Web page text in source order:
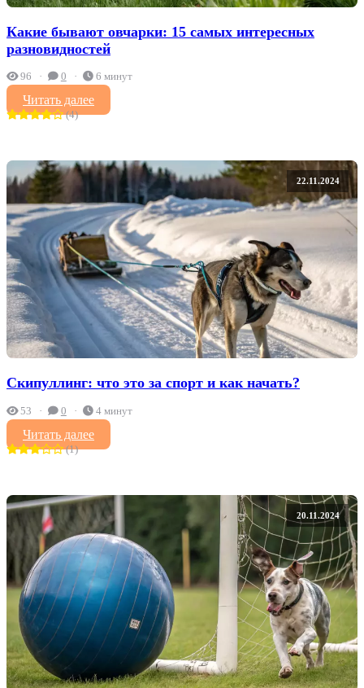
Какие бывают овчарки: 15 самых интересных
разновидностей
96 0 6 минут
Читать далее
(4)
22.11.2024
Скипуллинг: что это за спорт и как начать?
53 0 4 минут
Читать далее
(1)
20.11.2024